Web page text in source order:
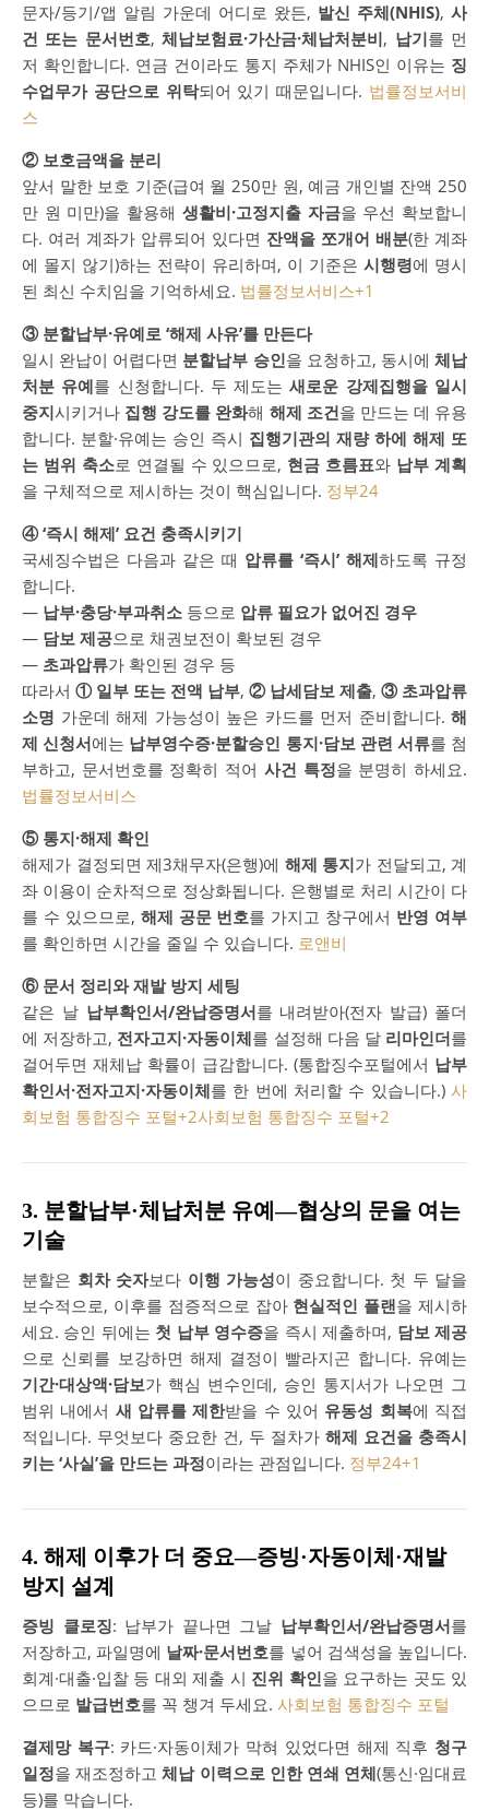
문자/등기/앱 알림 가운데 어디로 왔든, 발신 주체(NHIS), 사
건 또는 문서번호,체납보험료·가산금·체납처분비, 납기를 먼
저 확인합니다. 연금 건이라도 통지 주체가 NHIS인 이유는 징
수업무가 공단으로 위탁되어 있기 때문입니다. 법률정보서비
스
② 보호금액을 분리
앞서 말한 보호 기준(급여 월 250만 원, 예금 개인별 잔액 250
만 원 미만)을 활용해 생활비·고정지출 자금을 우선 확보합니
다. 여러 계좌가 압류되어 있다면 잔액을 쪼개어 배분(한 계좌
에 몰지 않기)하는 전략이 유리하며, 이 기준은 시행령에 명시
된 최신 수치임을 기억하세요. 법률정보서비스+1
③ 분할납부·유예로 ‘해제 사유’를 만든다
일시 완납이 어렵다면 분할납부 승인을 요청하고, 동시에체납
처분 유예를 신청합니다. 두 제도는새로운 강제집행을 일시
중지시키거나 집행 강도를 완화해 해제 조건을 만드는 데 유용
합니다. 분할·유예는 승인 즉시 집행기관의 재량 하에 해제 또
는 범위 축소로 연결될 수 있으므로, 현금 흐름표와 납부 계획
을 구체적으로 제시하는 것이 핵심입니다. 정부24
④ ‘즉시 해제’ 요건 충족시키기
국세징수법은 다음과 같은 때 압류를 ‘즉시’ 해제하도록 규정
합니다.
— 납부·충당·부과취소 등으로 압류 필요가 없어진 경우
— 담보 제공으로 채권보전이 확보된 경우
— 초과압류가 확인된 경우 등
따라서 ① 일부 또는 전액 납부, ② 납세담보 제출, ③ 초과압류
소명 가운데 해제 가능성이 높은 카드를 먼저 준비합니다. 해
제 신청서에는 납부영수증·분할승인 통지·담보 관련 서류를 첨
부하고, 문서번호를 정확히 적어 사건 특정을 분명히 하세요.
법률정보서비스
⑤ 통지·해제 확인
해제가 결정되면 제3채무자(은행)에 해제 통지가 전달되고, 계
좌 이용이 순차적으로 정상화됩니다. 은행별로 처리 시간이 다
를 수 있으므로, 해제 공문 번호를 가지고 창구에서 반영 여부
를 확인하면 시간을 줄일 수 있습니다. 로앤비
⑥ 문서 정리와 재발 방지 세팅
같은 날 납부확인서/완납증명서를 내려받아(전자 발급) 폴더
에 저장하고, 전자고지·자동이체를 설정해 다음 달 리마인더를
걸어두면 재체납 확률이 급감합니다. (통합징수포털에서 납부
확인서·전자고지·자동이체를 한 번에 처리할 수 있습니다.) 사
회보험 통합징수 포털+2사회보험 통합징수 포털+2
3. 분할납부·체납처분 유예—협상의 문을 여는
기술
분할은 회차 숫자보다 이행 가능성이 중요합니다. 첫 두 달을
보수적으로, 이후를 점증적으로 잡아 현실적인 플랜을 제시하
세요. 승인 뒤에는 첫 납부 영수증을 즉시 제출하며, 담보 제공
으로 신뢰를 보강하면 해제 결정이 빨라지곤 합니다. 유예는
기간·대상액·담보가 핵심 변수인데, 승인 통지서가 나오면 그
범위 내에서 새 압류를 제한받을 수 있어 유동성 회복에 직접
적입니다. 무엇보다 중요한 건, 두 절차가 해제 요건을 충족시
키는 ‘사실’을 만드는 과정이라는 관점입니다. 정부24+1
4. 해제 이후가 더 중요—증빙·자동이체·재발
방지 설계
증빙 클로징: 납부가 끝나면 그날 납부확인서/완납증명서를
저장하고, 파일명에 날짜·문서번호를 넣어 검색성을 높입니다.
회계·대출·입찰 등 대외 제출 시 진위 확인을 요구하는 곳도 있
으므로 발급번호를 꼭 챙겨 두세요. 사회보험 통합징수 포털
결제망 복구: 카드·자동이체가 막혀 있었다면 해제 직후 청구
일정을 재조정하고체납 이력으로 인한 연쇄 연체(통신·임대료
등)를 막습니다.